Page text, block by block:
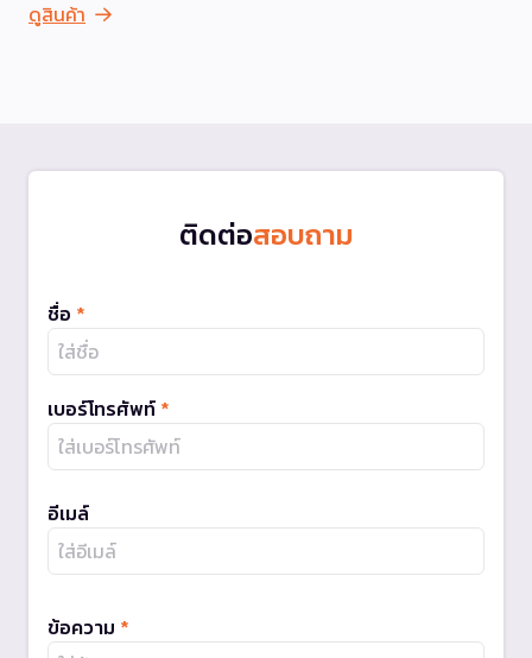
ดูสินค้า
ติดต่อสอบถาม
ชื่อ *
เบอร์โทรศัพท์ *
อีเมล์
ข้อความ *